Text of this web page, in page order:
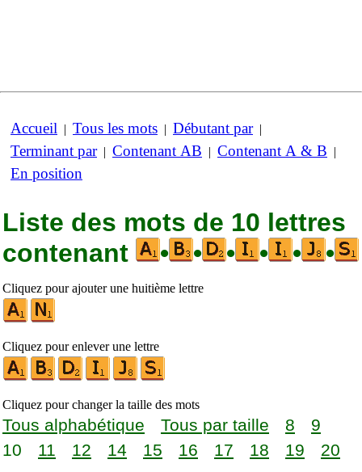
Accueil | Tous les mots | Débutant par|
Terminant par| Contenant AB | Contenant A & B |
En position
Liste des mots de 10 lettres
contenant
• • • • • •
Cliquez pour ajouter une huitième lettre
Cliquez pour enlever une lettre
Cliquez pour changer la taille des mots
Tous alphabétique Tous par taille 8
9
10
11 12 14 15 16 17 18 19 20